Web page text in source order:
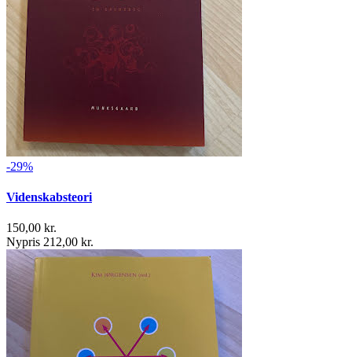
-29%
Videnskabsteori
150,00 kr.
Nypris 212,00 kr.